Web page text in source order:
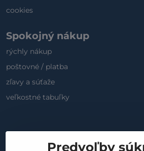
cookies
Spokojný nákup
rýchly nákup
poštovné / platba
zľavy a súťaže
veľkostné tabuľky
Predvoľby